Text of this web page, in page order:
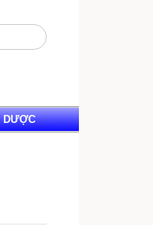
DƯỢC